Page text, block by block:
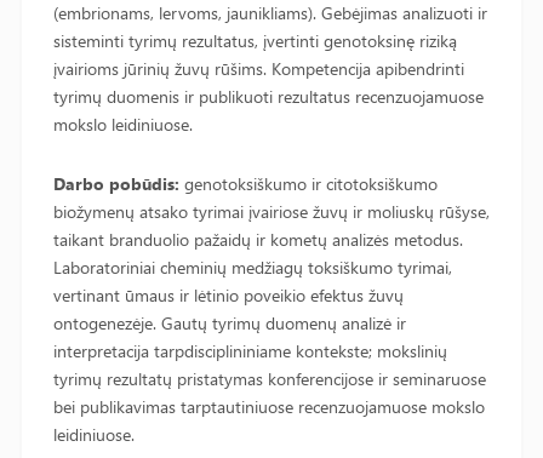
(embrionams, lervoms, jaunikliams). Gebėjimas analizuoti ir
sisteminti tyrimų rezultatus, įvertinti genotoksinę riziką
įvairioms jūrinių žuvų rūšims. Kompetencija apibendrinti
tyrimų duomenis ir publikuoti rezultatus recenzuojamuose
mokslo leidiniuose.
Darbo pobūdis: genotoksiškumo ir citotoksiškumo
biožymenų atsako tyrimai įvairiose žuvų ir moliuskų rūšyse,
taikant branduolio pažaidų ir kometų analizės metodus.
Laboratoriniai cheminių medžiagų toksiškumo tyrimai,
vertinant ūmaus ir lėtinio poveikio efektus žuvų
ontogenezėje. Gautų tyrimų duomenų analizė ir
interpretacija tarpdisciplininiame kontekste; mokslinių
tyrimų rezultatų pristatymas konferencijose ir seminaruose
bei publikavimas tarptautiniuose recenzuojamuose mokslo
leidiniuose.